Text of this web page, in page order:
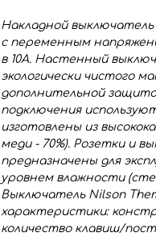
Накладной
с переменным
в 10А. Настенный
экологически чистого
дополнительной
подключения
изготовлены из
меди - 70%). Розетки и
предназначены для
уровнем влажности
Выключатель Nilson
характеристики:
количество клавиш/